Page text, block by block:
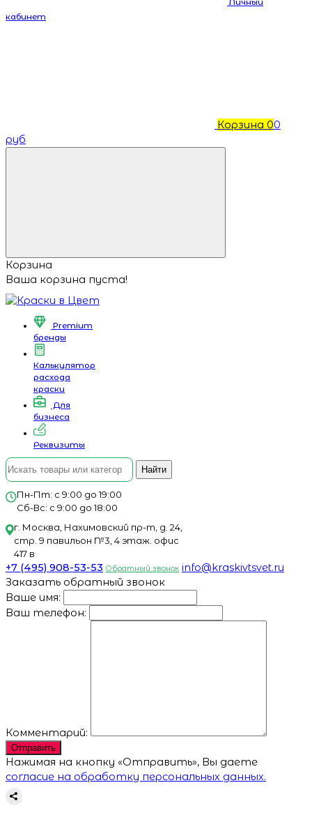
кабинет
Корзина 00
руб
Корзина
Ваша корзина пуста!
Premium
бренды
Калькулятор
расхода
краски
Для
бизнеса
Реквизиты
Найти
Пн-Пт: с 9:00 до 19:00
Сб-Вс: с 9:00 до 18:00
г. Москва, Нахимовский пр-т, д. 24,
стр. 9 павильон №3, 4 этаж. офис
417 в
+7 (495) 908-53-53 Обратный звонок info@kraskivtsvet.ru
Заказать обратный звонок
Ваше имя:
Ваш телефон:
Комментарий:
Отправить
Нажимая на кнопку «Отправить», Вы даете
согласие на обработку персональных данных.